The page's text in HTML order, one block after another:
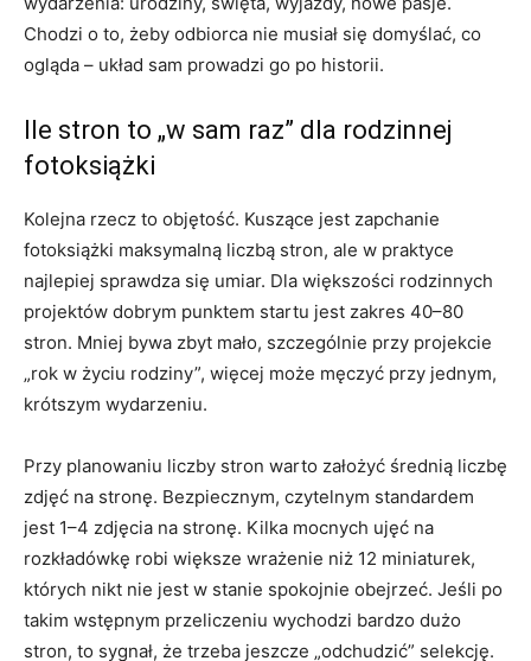
Chodzi o to, żeby odbiorca nie musiał się domyślać, co
ogląda – układ sam prowadzi go po historii.
Ile stron to „w sam raz” dla rodzinnej
fotoksiążki
Kolejna rzecz to objętość. Kuszące jest zapchanie
fotoksiążki maksymalną liczbą stron, ale w praktyce
najlepiej sprawdza się umiar. Dla większości rodzinnych
projektów dobrym punktem startu jest zakres 40–80
stron. Mniej bywa zbyt mało, szczególnie przy projekcie
„rok w życiu rodziny”, więcej może męczyć przy jednym,
krótszym wydarzeniu.
Przy planowaniu liczby stron warto założyć średnią liczbę
zdjęć na stronę. Bezpiecznym, czytelnym standardem
jest 1–4 zdjęcia na stronę. Kilka mocnych ujęć na
rozkładówkę robi większe wrażenie niż 12 miniaturek,
których nikt nie jest w stanie spokojnie obejrzeć. Jeśli po
takim wstępnym przeliczeniu wychodzi bardzo dużo
stron, to sygnał, że trzeba jeszcze „odchudzić” selekcję.